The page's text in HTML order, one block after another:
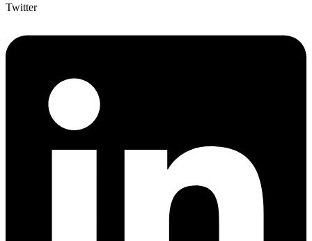
Twitter